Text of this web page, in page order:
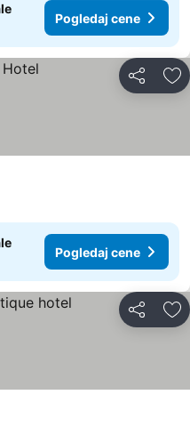
Pogledaj cene
Deli
Pogledaj cene
Deli
cene